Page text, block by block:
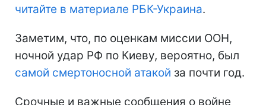
читайте в материале РБК-Украина.
Заметим, что, по оценкам миссии ООН,
ночной удар РФ по Киеву, вероятно, был
самой смертоносной атакой за почти год.
Срочные и важные сообщения о войне